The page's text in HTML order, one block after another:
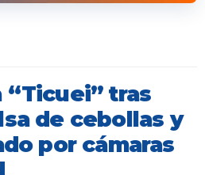
tras
de cebollas y
por cámaras